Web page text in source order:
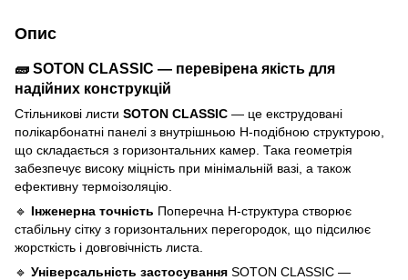
Опис
🧱 SOTON CLASSIC — перевірена якість для
надійних конструкцій
Стільникові листи SOTON CLASSIC — це екструдовані
полікарбонатні панелі з внутрішньою H-подібною структурою,
що складається з горизонтальних камер. Така геометрія
забезпечує високу міцність при мінімальній вазі, а також
ефективну термоізоляцію.
🔹 Інженерна точність Поперечна H-структура створює
стабільну сітку з горизонтальних перегородок, що підсилює
жорсткість і довговічність листа.
🔹 Універсальність застосування SOTON CLASSIC —